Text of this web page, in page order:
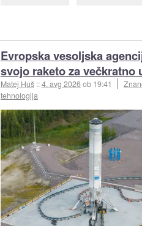
Evropska vesoljska
svojo raketo za večkratno
Matej Huš ::4. avg 2026ob 19:41
tehnologija